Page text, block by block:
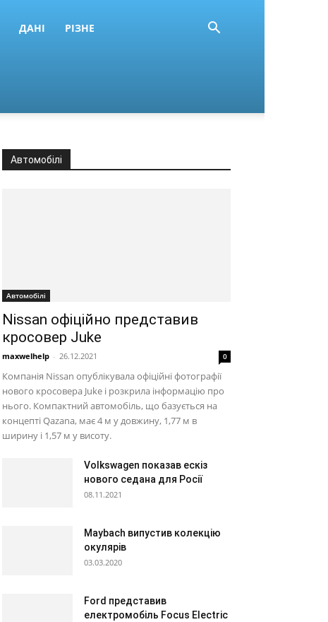
ДАНІ РІЗНЕ
Автомобілі
Автомобілі
Nissan офіційно представив
кросовер Juke
maxwelhelp - 26.12.2021 0
Компанія Nissan опублікувала офіційні фотографії
нового кросовера Juke і розкрила інформацію про
нього. Компактний автомобіль, що базується на
концепті Qazana, має 4 м у довжину, 1,77 м в
ширину і 1,57 м у висоту.
Volkswagen показав ескіз
нового седана для Росії
08.11.2021
Maybach випустив колекцію
окулярів
03.03.2020
Ford представив
електромобіль Focus Electric